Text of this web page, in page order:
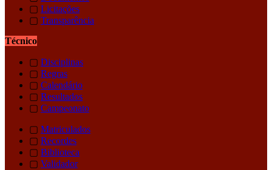
▢ Licitações
▢ Transparência
Técnico
▢ Disciplinas
▢ Regras
▢ Calendário
▢ Resultados
▢ Campeonato
▢ Matriculados
▢ Recordes
▢ Biblioteca
▢ Validador